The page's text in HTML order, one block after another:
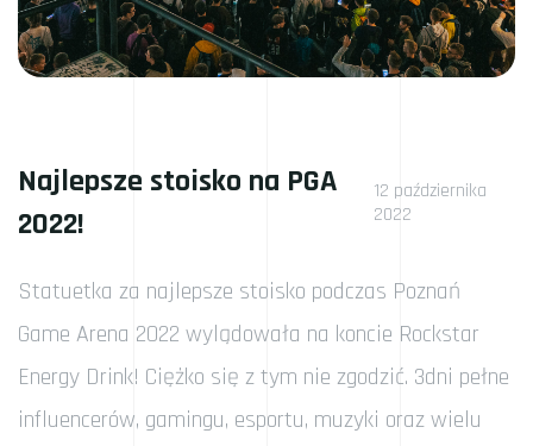
Najlepsze stoisko na PGA
2022!
12 października
2022
Statuetka za najlepsze stoisko podczas Poznań
Game Arena 2022 wylądowała na koncie Rockstar
Energy Drink! Ciężko się z tym nie zgodzić. 3dni pełne
influencerów, gamingu, esportu, muzyki oraz wielu